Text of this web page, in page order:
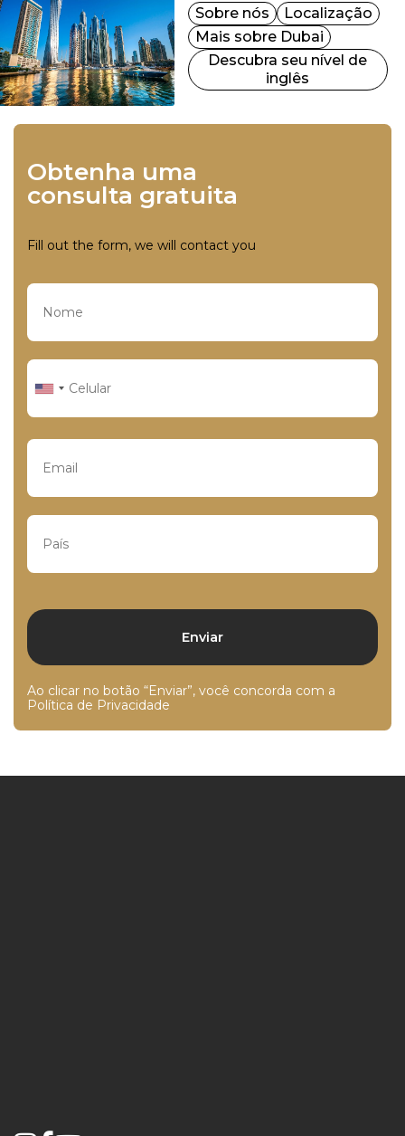
Mais sobre Dubai
Sobre nós Localização
Descubra seu nível de
inglês
Obtenha uma
consulta gratuita
Fill out the form, we will contact you
Ao clicar no botão “Enviar”, você concorda com a
Política de Privacidade